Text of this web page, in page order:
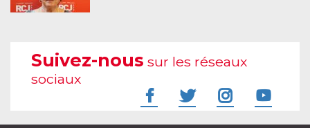
Suivez-nous sur les réseaux
sociaux